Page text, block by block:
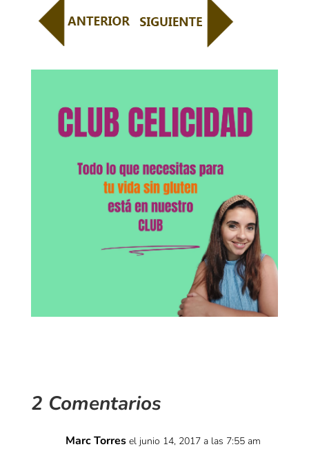
2 Comentarios
Marc Torres el junio 14, 2017 a las 7:55 am